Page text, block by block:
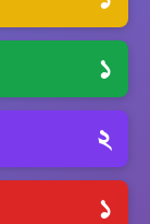
১
২
১